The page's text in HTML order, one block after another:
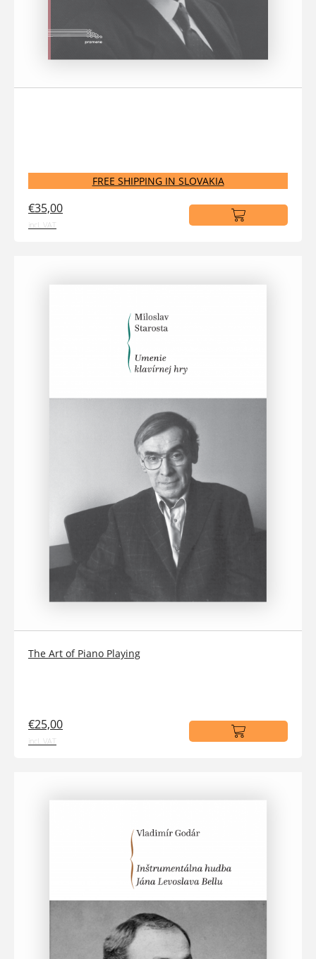
FREE SHIPPING IN SLOVAKIA
€35,00
incl. VAT
The Art of Piano Playing
€25,00
incl. VAT